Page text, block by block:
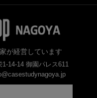
が経営しています
14-14 御園パレス611